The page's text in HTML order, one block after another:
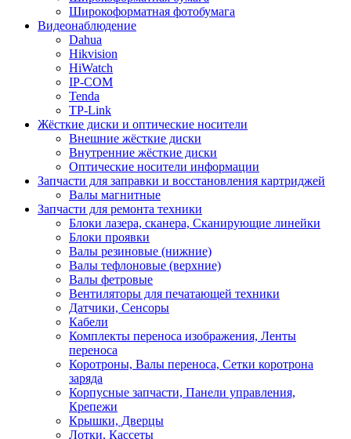
Широкоформатная фотобумага
Видеонаблюдение
Dahua
Hikvision
HiWatch
IP-COM
Tenda
TP-Link
Жёсткие диски и оптические носители
Внешние жёсткие диски
Внутренние жёсткие диски
Оптические носители информации
Запчасти для заправки и восстановления картриджей
Валы магнитные
Запчасти для ремонта техники
Блоки лазера, сканера, Сканирующие линейки
Блоки проявки
Валы резиновые (нижние)
Валы тефлоновые (верхние)
Валы фетровые
Вентиляторы для печатающей техники
Датчики, Сенсоры
Кабели
Комплекты переноса изображения, Ленты
переноса
Коротроны, Валы переноса, Сетки коротрона
заряда
Корпусные запчасти, Панели управления,
Крепежи
Крышки, Дверцы
Лотки, Кассеты